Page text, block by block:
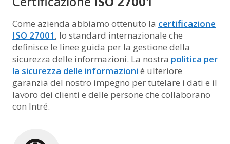
Come azienda abbiamo ottenuto la certificazione
ISO 27001, lo standard internazionale che
definisce le linee guida per la gestione della
sicurezza delle informazioni. La nostra politica per
la sicurezza delle informazioni è ulteriore
garanzia del nostro impegno per tutelare i dati e il
lavoro dei clienti e delle persone che collaborano
con Intré.